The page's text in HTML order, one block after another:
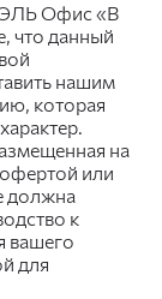
Офис «В
что данный
нашим
которая
на
или
должна
к
вашего
для